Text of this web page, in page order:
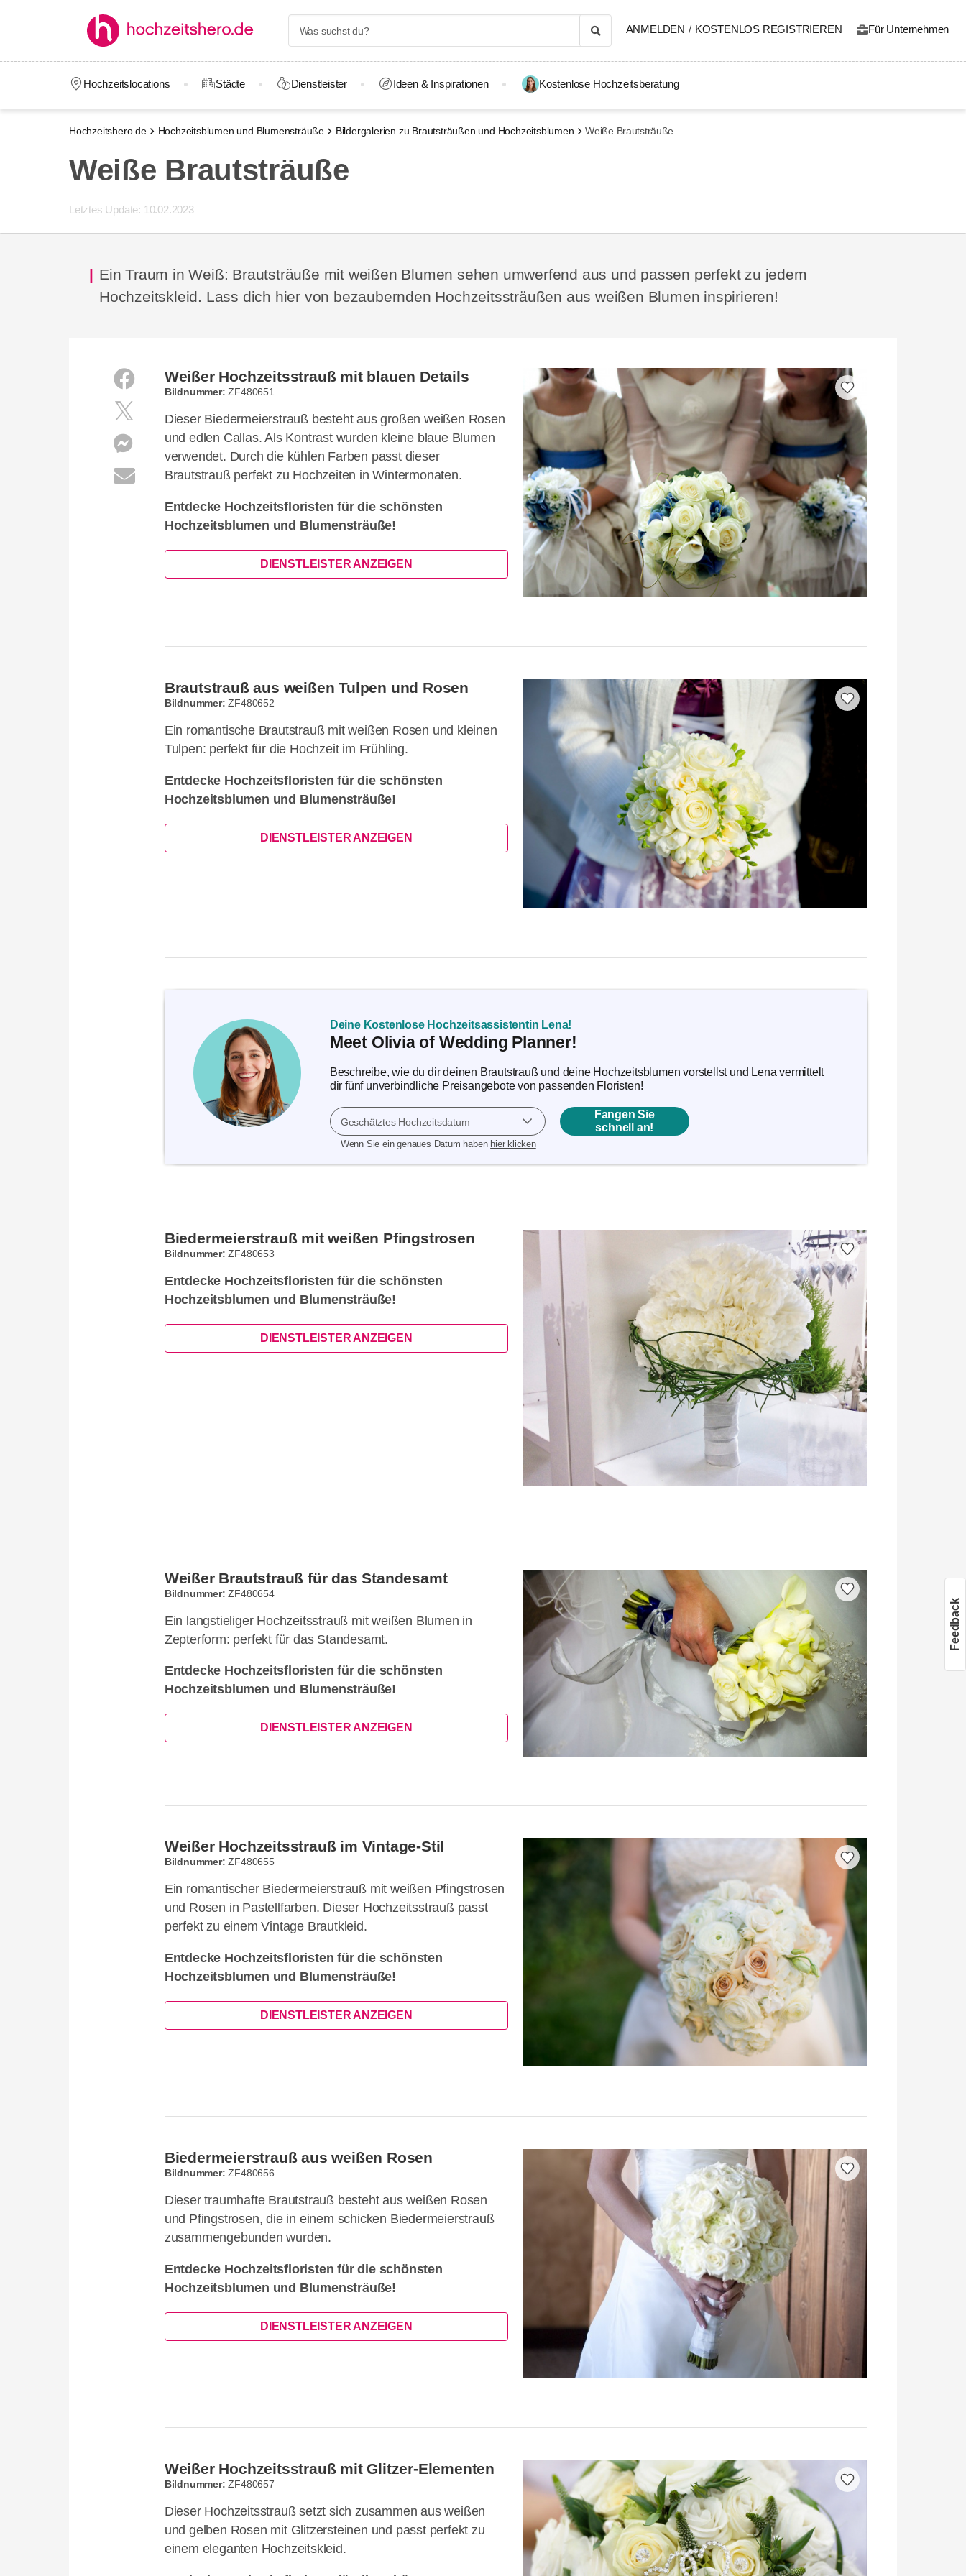
ANMELDEN / KOSTENLOS REGISTRIEREN Für Unternehmen
Hochzeitslocations Städte Dienstleister Ideen & Inspirationen Kostenlose Hochzeitsberatung
Hochzeitshero.de Hochzeitsblumen und Blumensträuße Bildergalerien zu Brautsträußen und Hochzeitsblumen Weiße Brautsträuße
Weiße Brautsträuße
Letztes Update: 10.02.2023
Ein Traum in Weiß: Brautsträuße mit weißen Blumen sehen umwerfend aus und passen perfekt zu jedem
Hochzeitskleid. Lass dich hier von bezaubernden Hochzeitssträußen aus weißen Blumen inspirieren!
Weißer Hochzeitsstrauß mit blauen Details
Bildnummer: ZF480651
Dieser Biedermeierstrauß besteht aus großen weißen Rosen
und edlen Callas. Als Kontrast wurden kleine blaue Blumen
verwendet. Durch die kühlen Farben passt dieser
Brautstrauß perfekt zu Hochzeiten in Wintermonaten.
Entdecke Hochzeitsfloristen für die schönsten
Hochzeitsblumen und Blumensträuße!
DIENSTLEISTER ANZEIGEN
Brautstrauß aus weißen Tulpen und Rosen
Bildnummer: ZF480652
Ein romantische Brautstrauß mit weißen Rosen und kleinen
Tulpen: perfekt für die Hochzeit im Frühling.
Entdecke Hochzeitsfloristen für die schönsten
Hochzeitsblumen und Blumensträuße!
DIENSTLEISTER ANZEIGEN
Deine Kostenlose Hochzeitsassistentin Lena!
Meet Olivia of Wedding Planner!
Beschreibe, wie du dir deinen Brautstrauß und deine Hochzeitsblumen vorstellst und Lena vermittelt
dir fünf unverbindliche Preisangebote von passenden Floristen!
Geschätztes Hochzeitsdatum
Wenn Sie ein genaues Datum haben hier klicken
Fangen Sie
schnell an!
Biedermeierstrauß mit weißen Pfingstrosen
Bildnummer: ZF480653
Entdecke Hochzeitsfloristen für die schönsten
Hochzeitsblumen und Blumensträuße!
DIENSTLEISTER ANZEIGEN
Weißer Brautstrauß für das Standesamt
Bildnummer: ZF480654
Ein langstieliger Hochzeitsstrauß mit weißen Blumen in
Zepterform: perfekt für das Standesamt.
Entdecke Hochzeitsfloristen für die schönsten
Hochzeitsblumen und Blumensträuße!
DIENSTLEISTER ANZEIGEN
Weißer Hochzeitsstrauß im Vintage-Stil
Bildnummer: ZF480655
Ein romantischer Biedermeierstrauß mit weißen Pfingstrosen
und Rosen in Pastellfarben. Dieser Hochzeitsstrauß passt
perfekt zu einem Vintage Brautkleid.
Entdecke Hochzeitsfloristen für die schönsten
Hochzeitsblumen und Blumensträuße!
DIENSTLEISTER ANZEIGEN
Biedermeierstrauß aus weißen Rosen
Bildnummer: ZF480656
Dieser traumhafte Brautstrauß besteht aus weißen Rosen
und Pfingstrosen, die in einem schicken Biedermeierstrauß
zusammengebunden wurden.
Entdecke Hochzeitsfloristen für die schönsten
Hochzeitsblumen und Blumensträuße!
DIENSTLEISTER ANZEIGEN
Weißer Hochzeitsstrauß mit Glitzer-Elementen
Bildnummer: ZF480657
Dieser Hochzeitsstrauß setzt sich zusammen aus weißen
und gelben Rosen mit Glitzersteinen und passt perfekt zu
einem eleganten Hochzeitskleid.
Feedback